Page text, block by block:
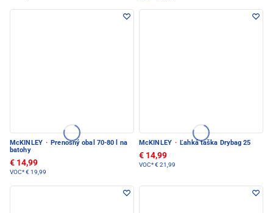
McKINLEY · Prenosný obal 70-80 l na
batohy
€ 14,99
VOC*€ 19,99
McKINLEY · Ľahká taška Drybag 25
€ 14,99
VOC*€ 21,99